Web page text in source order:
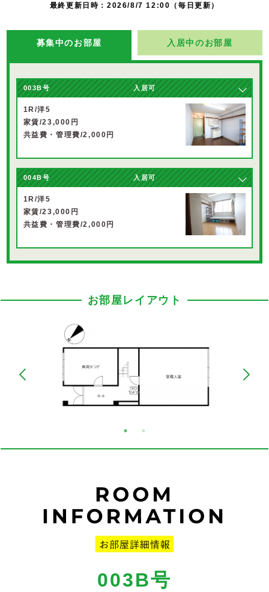
最終更新日時：2026/8/7 12:00（毎日更新）
募集中のお部屋 入居中のお部屋
003B号 入居可
1R/洋5
家賃/23,000円
共益費・管理費/2,000円
004B号 入居可
1R/洋5
家賃/23,000円
共益費・管理費/2,000円
お部屋レイアウト
003B号